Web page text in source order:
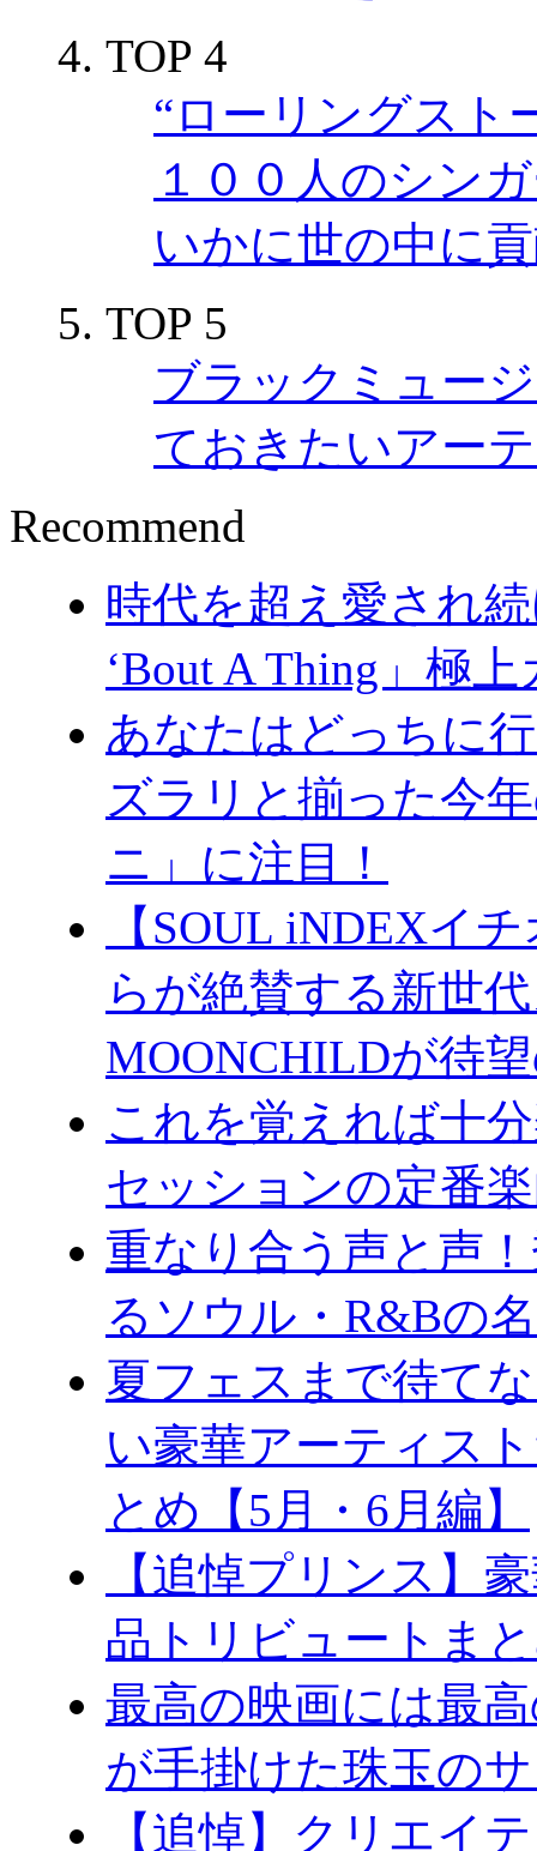
TOP 4
“ローリングスト
１００人のシン
いかに世の中に
TOP 5
ブラックミュー
ておきたいアー
Recommend
時代を超え愛され続
‘Bout A Thing」極
あなたはどっちに
ズラリと揃った今
ニ」に注目！
【SOUL iNDEXイ
らが絶賛する新世
MOONCHILDが待
これを覚えれば十
セッションの定番
重なり合う声と声
るソウル・R&Bの
夏フェスまで待て
い豪華アーティス
とめ【5月・6月編】
【追悼プリンス】
品トリビュートま
最高の映画には最
が手掛けた珠玉の
【追悼】クリエイ